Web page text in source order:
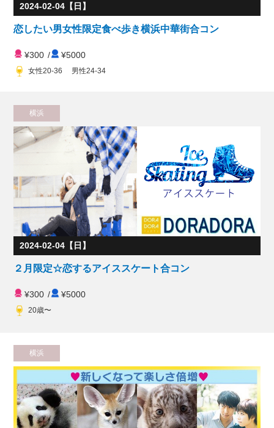
2024-02-04【日】
恋したい男女性限定食べ歩き横浜中華街合コン
¥300 / ¥5000
女性20-36 男性24-34
横浜
2024-02-04【日】
２月限定☆恋するアイススケート合コン
¥300 / ¥5000
20歳〜
横浜